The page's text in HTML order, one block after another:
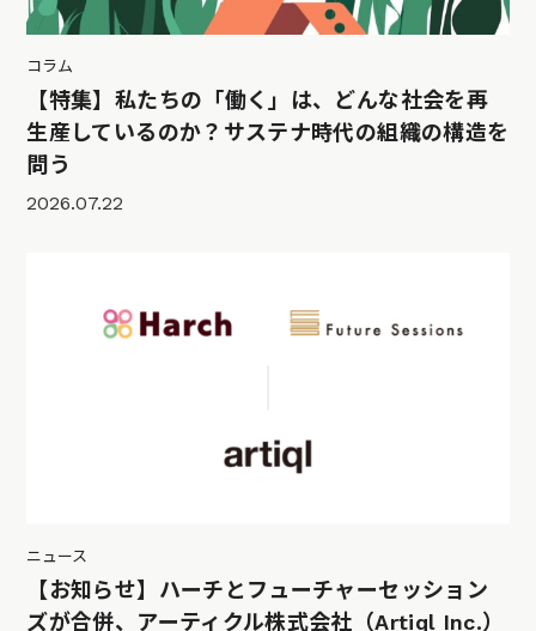
コラム
【特集】私たちの「働く」は、どんな社会を再
生産しているのか？サステナ時代の組織の構造を
問う
2026.07.22
ニュース
【お知らせ】ハーチとフューチャーセッション
ズが合併、アーティクル株式会社（Artiql Inc.）